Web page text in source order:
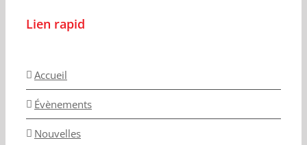
Lien rapid
Accueil
Évènements
Nouvelles